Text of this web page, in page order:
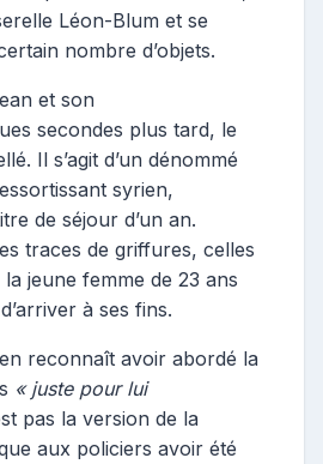
Léon-Blum et se
nombre d’objets.
et son
secondes plus tard, le
Il s’agit d’un dénommé
syrien,
de séjour d’un an.
traces de griffures, celles
jeune femme de 23 ans
à ses fins.
reconnaît avoir abordé la
« juste pour lui
pas la version de la
aux policiers avoir été